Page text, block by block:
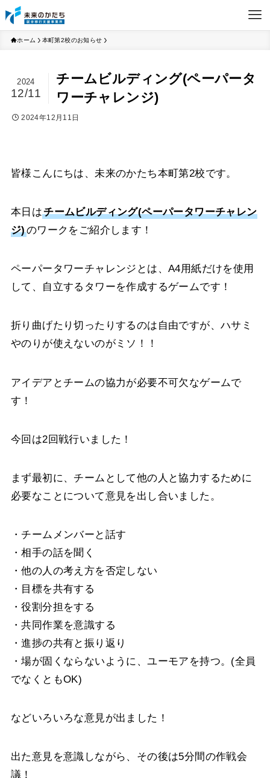
ホーム 本町第2校のお知らせ
チームビルディング(ペーパータ
ワーチャレンジ)
2024
12/11
2024年12月11日
皆様こんにちは、未来のかたち本町第2校です。
本日はチームビルディング(ペーパータワーチャレン
ジ)のワークをご紹介します！
ペーパータワーチャレンジとは、A4用紙だけを使用
して、自立するタワーを作成するゲームです！
折り曲げたり切ったりするのは自由ですが、ハサミ
やのりが使えないのがミソ！！
アイデアとチームの協力が必要不可欠なゲームで
す！
今回は2回戦行いました！
まず最初に、チームとして他の人と協力するために
必要なことについて意見を出し合いました。
・チームメンバーと話す
・相手の話を聞く
・他の人の考え方を否定しない
・目標を共有する
・役割分担をする
・共同作業を意識する
・進捗の共有と振り返り
・場が固くならないように、ユーモアを持つ。(全員
でなくともOK)
などいろいろな意見が出ました！
出た意見を意識しながら、その後は5分間の作戦会
議！